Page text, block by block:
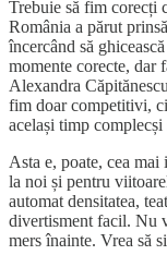
Trebuie să fim corecți
România a părut
încercând să
momente corecte, dar
Alexandra
fim doar competitivi,
același timp complecși
Asta e, poate, cea
la noi și pentru
automat densitatea,
divertisment facil. Nu
mers înainte. Vrea să